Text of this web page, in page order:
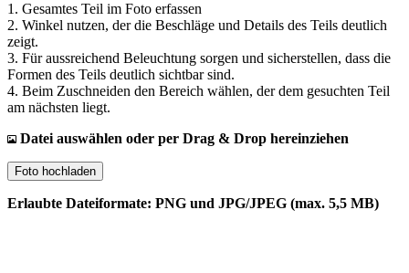
1. Gesamtes Teil im Foto erfassen
2. Winkel nutzen, der die Beschläge und Details des Teils deutlich
zeigt.
3. Für aussreichend Beleuchtung sorgen und sicherstellen, dass die
Formen des Teils deutlich sichtbar sind.
4. Beim Zuschneiden den Bereich wählen, der dem gesuchten Teil
am nächsten liegt.
Datei auswählen oder per Drag & Drop hereinziehen
Foto hochladen
Erlaubte Dateiformate: PNG und JPG/JPEG (max. 5,5 MB)